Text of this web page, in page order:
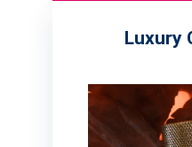
Luxury